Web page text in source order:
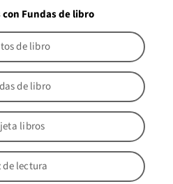
Fundas de libro
de libro
de libro
libros
de lectura